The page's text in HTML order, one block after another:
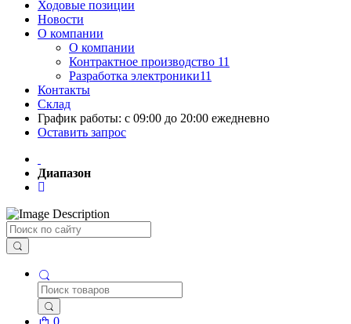
Ходовые позиции
Новости
О компании
О компании
Контрактное производство 11
Разработка электроники11
Контакты
Склад
График работы: с 09:00 до 20:00 ежедневно
Оставить запрос
Диапазон
Поиск
0